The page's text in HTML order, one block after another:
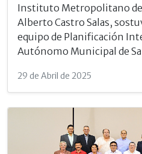
Instituto Metropolitano de
Alberto Castro Salas,
equipo de Planificación
Autónomo Municipal de
29 de Abril de 2025